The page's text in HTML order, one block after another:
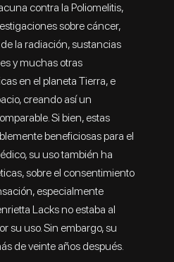
contra la Poliomelitis,
sobre cáncer,
la radiación, sustancias
y muchas otras
en el planeta Tierra, e
creando así un
Si bien, estas
beneficiosas para el
su uso también ha
sobre el consentimiento
especialmente
Lacks no estaba al
su uso. Sin embargo, su
de veinte años después.